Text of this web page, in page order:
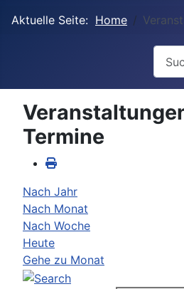
Aktuelle Seite: Home
Termine
Nach Jahr
Nach Monat
Nach Woche
Heute
Gehe zu Monat